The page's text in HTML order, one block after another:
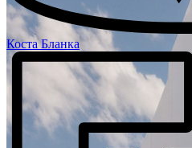
Коста Бланка